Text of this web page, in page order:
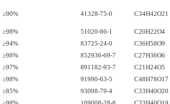
≥90% 41328-75-0 C34H42O21
≥98% 51020-86-1
C20H22O4
≥94% 83725-24-0
C36H58O9
≥98% 852936-69-7
C27H36O6
≥97% 891182-93-7
C21H24O5
≥98% 91990-63-5
C48H78O17
≥85% 93098-79-4
C33H40O20